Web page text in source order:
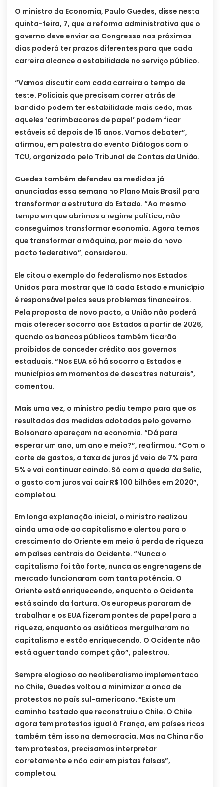
O ministro da Economia, Paulo Guedes, disse nesta
quinta-feira, 7, que a reforma administrativa que o
governo deve enviar ao Congresso nos próximos
dias poderá ter prazos diferentes para que cada
carreira alcance a estabilidade no serviço público.
“Vamos discutir com cada carreira o tempo de
teste. Policiais que precisam correr atrás de
bandido podem ter estabilidade mais cedo, mas
aqueles ‘carimbadores de papel’ podem ficar
estáveis só depois de 15 anos. Vamos debater”,
afirmou, em palestra do evento Diálogos com o
TCU, organizado pelo Tribunal de Contas da União.
Guedes também defendeu as medidas já
anunciadas essa semana no Plano Mais Brasil para
transformar a estrutura do Estado. “Ao mesmo
tempo em que abrimos o regime político, não
conseguimos transformar economia. Agora temos
que transformar a máquina, por meio do novo
pacto federativo”, considerou.
Ele citou o exemplo do federalismo nos Estados
Unidos para mostrar que lá cada Estado e município
é responsável pelos seus problemas financeiros.
Pela proposta de novo pacto, a União não poderá
mais oferecer socorro aos Estados a partir de 2026,
quando os bancos públicos também ficarão
proibidos de conceder crédito aos governos
estaduais. “Nos EUA só há socorro a Estados e
municípios em momentos de desastres naturais”,
comentou.
Mais uma vez, o ministro pediu tempo para que os
resultados das medidas adotadas pelo governo
Bolsonaro apareçam na economia. “Dá para
esperar um ano, um ano e meio?”, reafirmou. “Com o
corte de gastos, a taxa de juros já veio de 7% para
5% e vai continuar caindo. Só com a queda da Selic,
o gasto com juros vai cair R$ 100 bilhões em 2020”,
completou.
Em longa explanação inicial, o ministro realizou
ainda uma ode ao capitalismo e alertou para o
crescimento do Oriente em meio à perda de riqueza
em países centrais do Ocidente. “Nunca o
capitalismo foi tão forte, nunca as engrenagens de
mercado funcionaram com tanta potência. O
Oriente está enriquecendo, enquanto o Ocidente
está saindo da fartura. Os europeus pararam de
trabalhar e os EUA fizeram pontes de papel para a
riqueza, enquanto os asiáticos mergulharam no
capitalismo e estão enriquecendo. O Ocidente não
está aguentando competição”, palestrou.
Sempre elogioso ao neoliberalismo implementado
no Chile, Guedes voltou a minimizar a onda de
protestos no país sul-americano. “Existe um
caminho testado que reconstruiu o Chile. O Chile
agora tem protestos igual à França, em países ricos
também têm isso na democracia. Mas na China não
tem protestos, precisamos interpretar
corretamente e não cair em pistas falsas”,
completou.